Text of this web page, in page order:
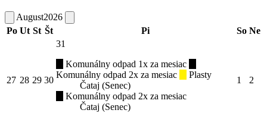
August2026
Po Ut St Št Pi So Ne
27 28 29 30
31
Komunálny odpad 1x za mesiac
Komunálny odpad 2x za mesiac
Plasty
Čataj (Senec)
Komunálny odpad 2x za mesiac
Čataj (Senec)
1 2